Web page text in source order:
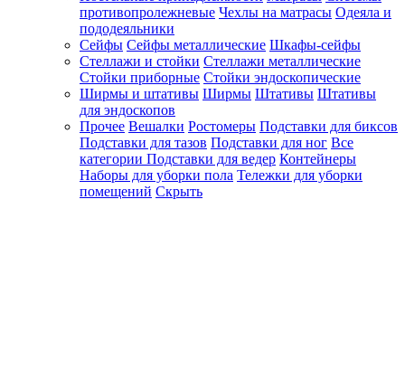
противопролежневые Чехлы на матрасы Одеяла и
пододеяльники
Сейфы Сейфы металлические Шкафы-сейфы
Стеллажи и стойки Стеллажи металлические
Стойки приборные Стойки эндоскопические
Ширмы и штативы Ширмы Штативы Штативы
для эндоскопов
Прочее Вешалки Ростомеры Подставки для биксов
Подставки для тазов Подставки для ног Все
категории Подставки для ведер Контейнеры
Наборы для уборки пола Тележки для уборки
помещений Скрыть